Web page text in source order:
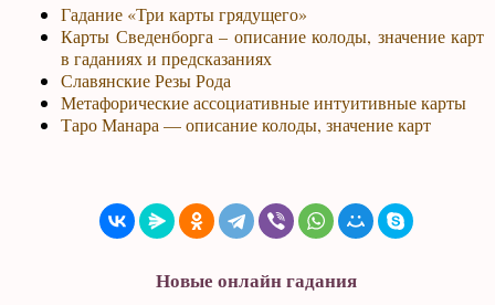
Гадание «Три карты грядущего»
Карты Сведенборга – описание колоды, значение карт
в гаданиях и предсказаниях
Славянские Резы Рода
Метафорические ассоциативные интуитивные карты
Таро Манара — описание колоды, значение карт
Новые онлайн гадания